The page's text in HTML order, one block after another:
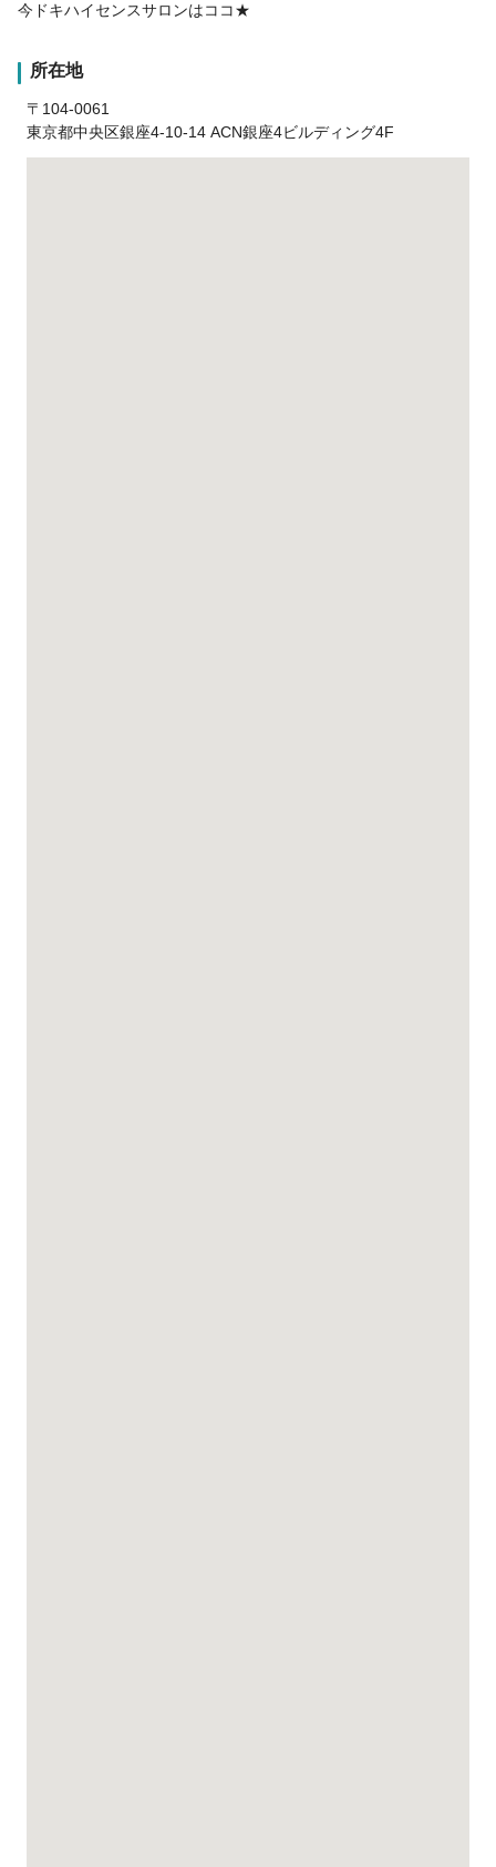
今ドキハイセンスサロンはココ★
所在地
〒104-0061
東京都中央区銀座4-10-14 ACN銀座4ビルディング4F